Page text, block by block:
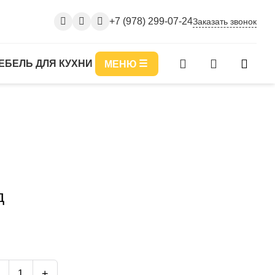
+7 (978) 299-07-24Заказать звонок
ДЛЯ КУХНИ МЕНЮ